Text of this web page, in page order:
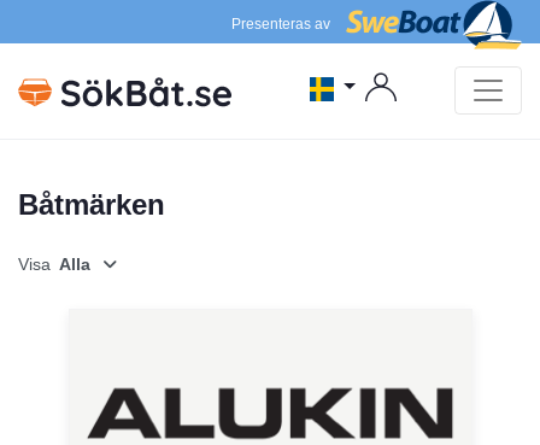
Presenteras av
Båtmärken
Visa Alla